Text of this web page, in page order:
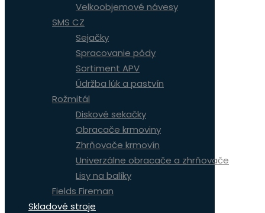
Velkoobjemové návesy
SMS CZ
Sejačky
Spracovanie pôdy
Sortiment APV
Údržba lúk a pastvín
Rožmitál
Diskové sekačky
Obracače krmoviny
Zhrňovače krmovín
Univerzálne obracače a zhrňovače
Lisy na balíky
Fields Fireman
Skladové stroje